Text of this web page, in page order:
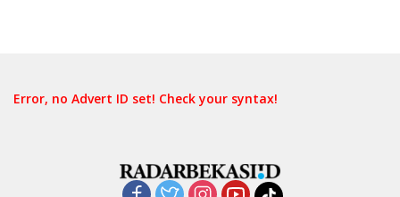
Error, no Advert ID set! Check your syntax!